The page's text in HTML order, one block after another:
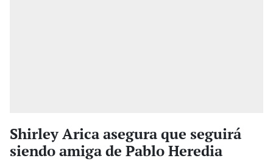
Shirley Arica asegura que seguirá
siendo amiga de Pablo Heredia